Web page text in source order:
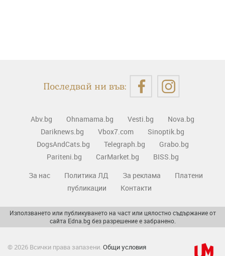
Последвай ни във:
Abv.bg Ohnamama.bg Vesti.bg
Nova.bg
Dariknews.bg
Vbox7.com
Sinoptik.bg
DogsAndCats.bg
Telegraph.bg
Grabo.bg
Pariteni.bg
CarMarket.bg
BISS.bg
За нас
Политика ЛД За реклама
Платени
публикации
Контакти
Използването или публикуването на част или цялостно съдържание от
сайта Edna.bg без разрешение е забранено.
© 2026 Всички права запазени. Общи условия